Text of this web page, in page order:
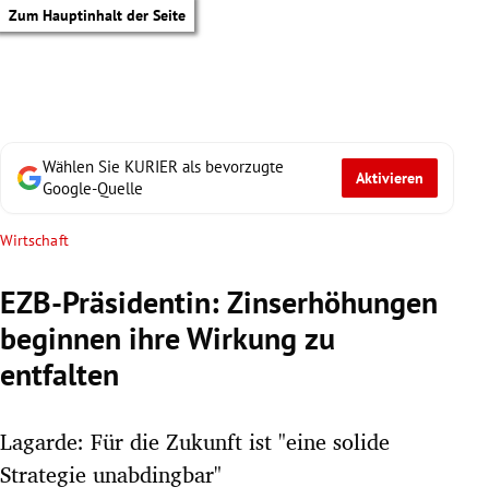
Zum Hauptinhalt der Seite
Untermenü
Wählen Sie KURIER als bevorzugte
Google-Quelle
Aktivieren
Wirtschaft
EZB-Präsidentin: Zinserhöhungen
beginnen ihre Wirkung zu
entfalten
Lagarde: Für die Zukunft ist "eine solide
Strategie unabdingbar"